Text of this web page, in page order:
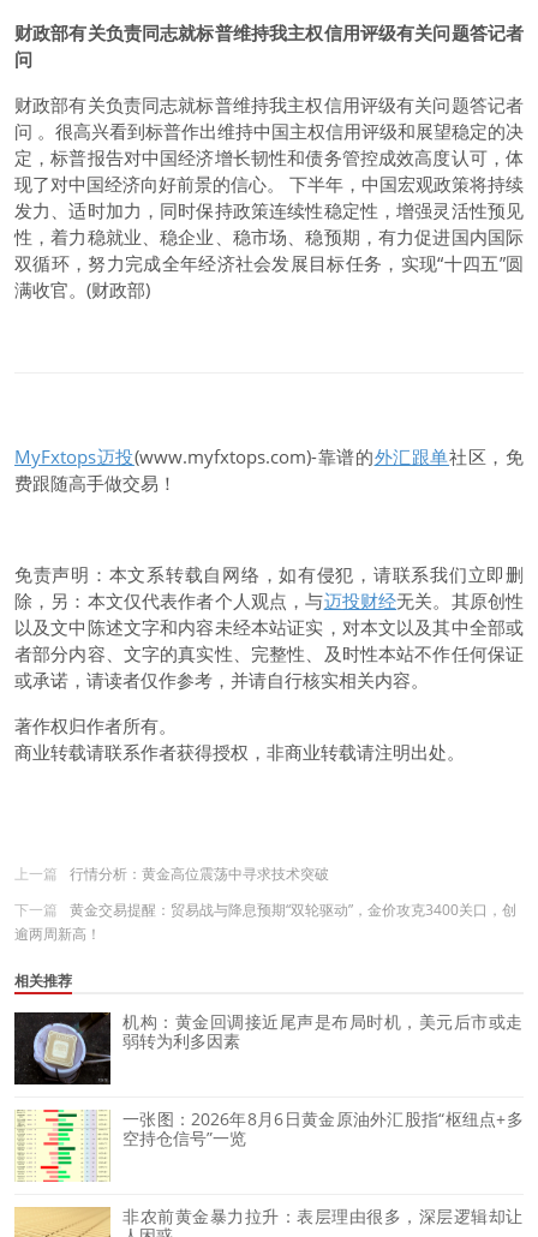
财政部有关负责同志就标普维持我主权信用评级有关问题答记者
问
财政部有关负责同志就标普维持我主权信用评级有关问题答记者
问 。很高兴看到标普作出维持中国主权信用评级和展望稳定的决
定，标普报告对中国经济增长韧性和债务管控成效高度认可，体
现了对中国经济向好前景的信心。 下半年，中国宏观政策将持续
发力、适时加力，同时保持政策连续性稳定性，增强灵活性预见
性，着力稳就业、稳企业、稳市场、稳预期，有力促进国内国际
双循环，努力完成全年经济社会发展目标任务，实现“十四五”圆
满收官。(财政部)
MyFxtops迈投(www.myfxtops.com)-靠谱的外汇跟单社区，免
费跟随高手做交易！
免责声明：本文系转载自网络，如有侵犯，请联系我们立即删
除，另：本文仅代表作者个人观点，与迈投财经无关。其原创性
以及文中陈述文字和内容未经本站证实，对本文以及其中全部或
者部分内容、文字的真实性、完整性、及时性本站不作任何保证
或承诺，请读者仅作参考，并请自行核实相关内容。
著作权归作者所有。
商业转载请联系作者获得授权，非商业转载请注明出处。
上一篇
行情分析：黄金高位震荡中寻求技术突破
下一篇
黄金交易提醒：贸易战与降息预期“双轮驱动”，金价攻克3400关口，创
逾两周新高！
相关推荐
机构：黄金回调接近尾声是布局时机，美元后市或走
弱转为利多因素
一张图：2026年8月6日黄金原油外汇股指“枢纽点+多
空持仓信号”一览
非农前黄金暴力拉升：表层理由很多，深层逻辑却让